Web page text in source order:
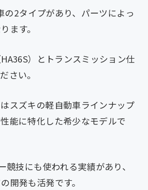
の2タイプがあり、パーツによっ
ます。
）とトランスミッション仕
さい。
スズキの軽自動車ラインナップ
能に特化した希少なモデルで
競技にも使われる実績があり、
開発も活発です。